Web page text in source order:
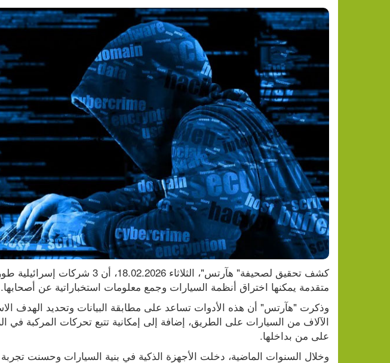
8 دول عربية وإسلامية تحذر من تقويض إسرائيل لاتفاق غزة وترفض الضم والتهجير
متقدمة يمكنها اختراق أنظمة السيارات وجمع معلومات استخباراتية عن أصحابها.
على من بداخلها.